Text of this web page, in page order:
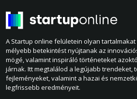
A Startup online felületein olyan
mélyebb betekintést nyújtanak az
mögé, valamint inspiráló történeteket
járnak. Itt megtalálod a legújabb trendeket,
fejleményeket, valamint a hazai és
legfrissebb eredményeit.